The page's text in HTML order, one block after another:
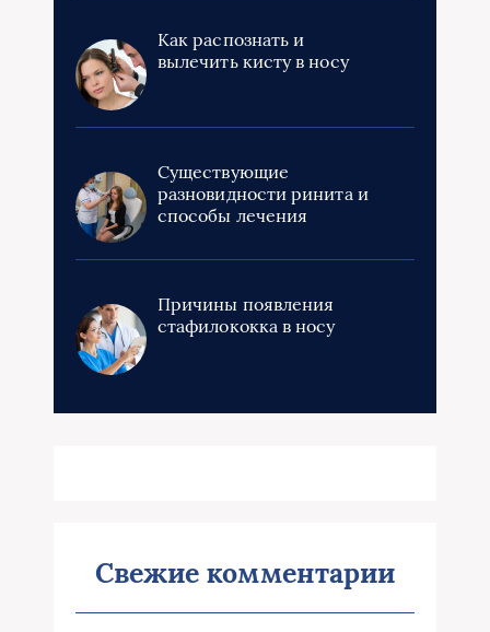
Как распознать и
вылечить кисту в носу
Существующие
разновидности ринита и
способы лечения
Причины появления
стафилококка в носу
Свежие комментарии